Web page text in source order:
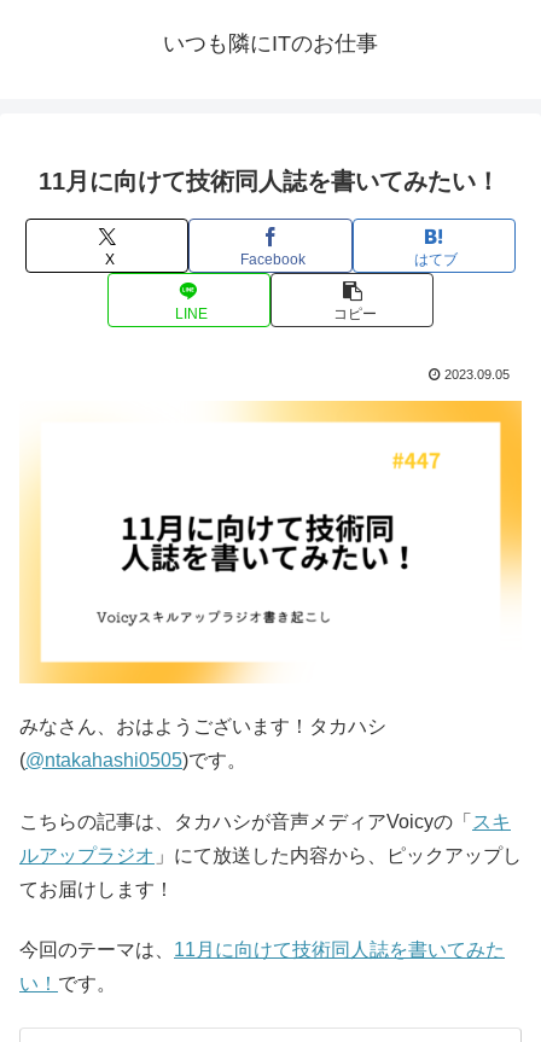
いつも隣にITのお仕事
11月に向けて技術同人誌を書いてみたい！
X Facebook はてブ
LINE コピー
2023.09.05
みなさん、おはようございます！タカハシ
(@ntakahashi0505)です。
こちらの記事は、タカハシが音声メディアVoicyの「 スキ
ルアップラジオ 」にて放送した内容から、ピックアップし
てお届けします！
今回のテーマは、 11月に向けて技術同人誌を書いてみた
い！ です。